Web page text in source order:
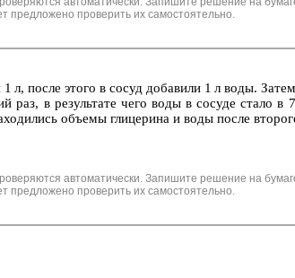
предложено проверить их самостоятельно.
л, после этого в сосуд до­ба­ви­ли 1 л воды.
раз, в ре­зуль­та­те чего воды в со­су­де стало в
объ­е­мы гли­це­ри­на и воды после
автоматически. Запишите решение на
предложено проверить их самостоятельно.